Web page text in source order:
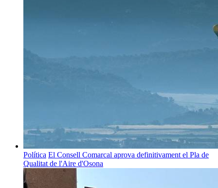
Política El Consell Comarcal aprova definitivament el Pla de
Qualitat de l'Aire d'Osona